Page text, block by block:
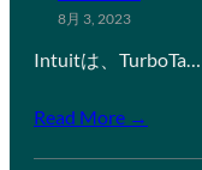
8月 3, 2023
Intuitは、TurboTa…
Read More →